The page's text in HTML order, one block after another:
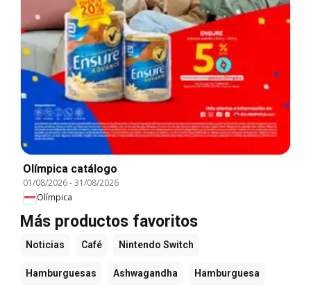
Olímpica catálogo
01/08/2026-31/08/2026
Olímpica
Más productos favoritos
Noticias Café Nintendo Switch
Hamburguesas Ashwagandha Hamburguesa